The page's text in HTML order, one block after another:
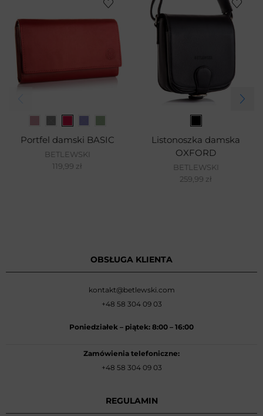
Portfel damski BASIC
BETLEWSKI
119,99 zł
Listonoszka damska
OXFORD
BETLEWSKI
259,99 zł
OBSŁUGA KLIENTA
kontakt@betlewski.com
+48 58 304 09 03
Poniedziałek – piątek: 8:00 – 16:00
Zamówienia telefoniczne:
+48 58 304 09 03
REGULAMIN